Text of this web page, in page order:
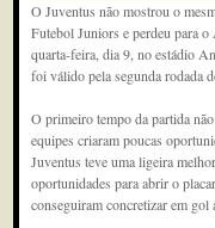
O Juventus não mostrou o
Futebol Juniors e perdeu para
quarta-feira, dia 9, no estádio
foi válido pela segunda rodada
O primeiro tempo da partida
equipes criaram poucas
Juventus teve uma ligeira
oportunidades para abrir o
conseguiram concretizar em gol